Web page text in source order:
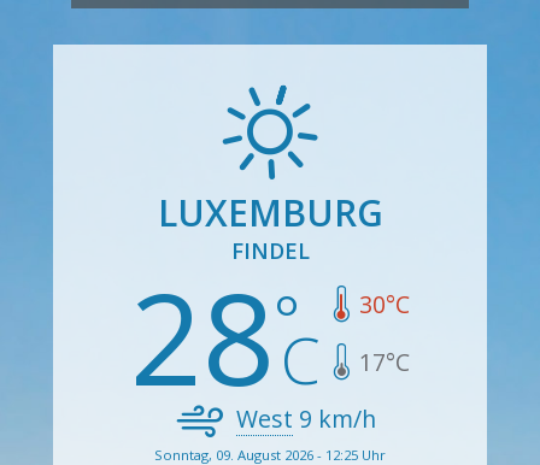
LUXEMBURG
FINDEL
28 30°C
17°C
West 9 km/h
Sonntag, 09. August 2026 - 12:25 Uhr